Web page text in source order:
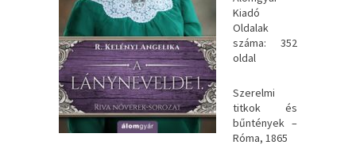
Kiadó
Oldalak
száma: 352
oldal
Szerelmi ​
titkok és
bűntények –
Róma, 1865